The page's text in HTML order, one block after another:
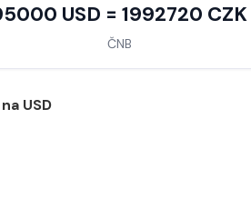
USD = 1992720 CZK
ČNB
USD